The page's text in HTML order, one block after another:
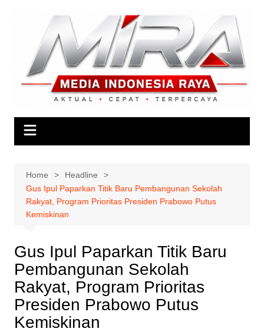
Home
Headline
Gus Ipul Paparkan Titik Baru Pembangunan Sekolah
Rakyat, Program Prioritas Presiden Prabowo Putus
Kemiskinan
Gus Ipul Paparkan Titik Baru
Pembangunan Sekolah
Rakyat, Program Prioritas
Presiden Prabowo Putus
Kemiskinan